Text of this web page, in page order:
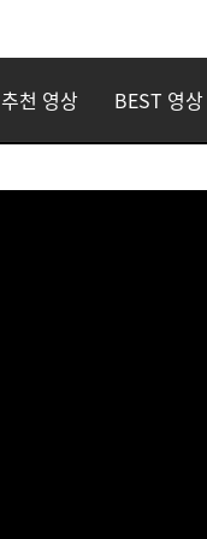
추천 영상 BEST 영상